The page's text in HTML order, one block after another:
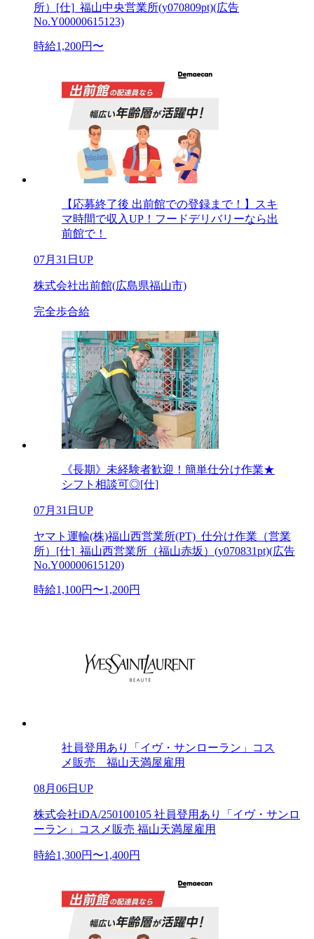
所）[仕]_福山中央営業所(y070809pt)(広告
No.Y00000615123)
時給1,200円〜
【応募終了後 出前館での登録まで！】スキ
マ時間で収入UP！フードデリバリーなら出
前館で！
07月31日UP
株式会社出前館(広島県福山市)
完全歩合給
《長期》未経験者歓迎！簡単仕分け作業★
シフト相談可◎[仕]
07月31日UP
ヤマト運輸(株)福山西営業所(PT)_仕分け作業（営業
所）[仕]_福山西営業所（福山赤坂）(y070831pt)(広告
No.Y00000615120)
時給1,100円〜1,200円
社員登用あり「イヴ・サンローラン」コス
メ販売 福山天満屋雇用
08月06日UP
株式会社iDA/250100105 社員登用あり「イヴ・サンロ
ーラン」コスメ販売 福山天満屋雇用
時給1,300円〜1,400円